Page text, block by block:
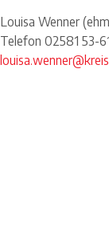
Louisa Wenner
Telefon 02581 53-